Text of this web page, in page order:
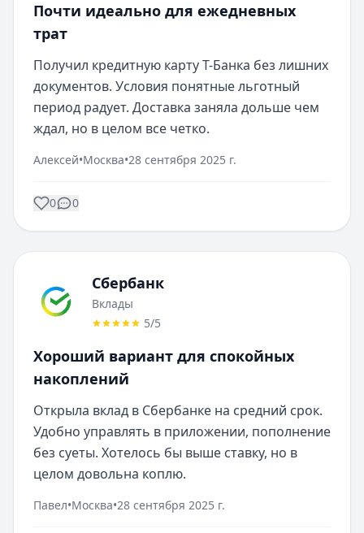
Почти идеально для ежедневных
трат
Получил кредитную карту Т-Банка без лишних
документов. Условия понятные льготный
период радует. Доставка заняла дольше чем
ждал, но в целом все четко.
Алексей•Москва•28 сентября 2025 г.
0 0
Сбербанк
Вклады
5/5
Хороший вариант для спокойных
накоплений
Открыла вклад в Сбербанке на средний срок.
Удобно управлять в приложении, пополнение
без суеты. Хотелось бы выше ставку, но в
целом довольна коплю.
Павел•Москва•28 сентября 2025 г.